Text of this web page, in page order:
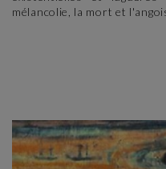
mélancolie, la mort et